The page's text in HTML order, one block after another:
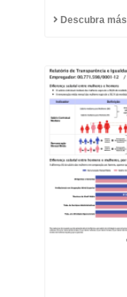
Descubra más